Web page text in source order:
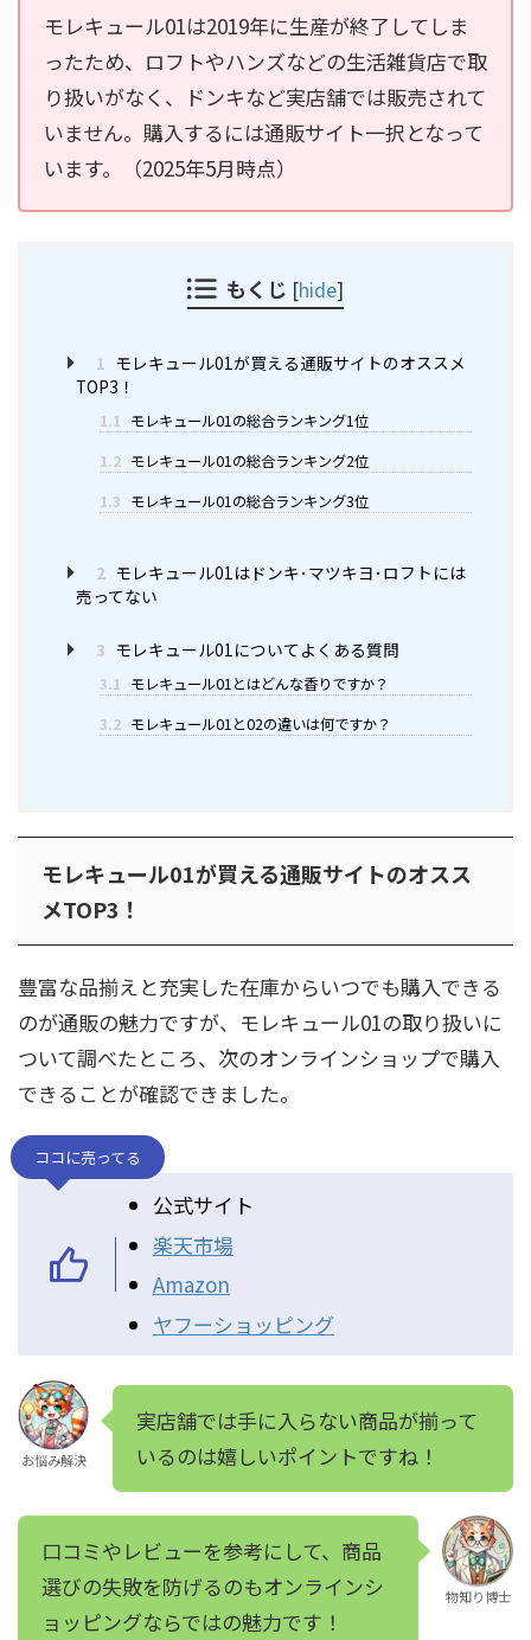
モレキュール01は2019年に生産が終了してしま
ったため、ロフトやハンズなどの生活雑貨店で取
り扱いがなく、ドンキなど実店舗では販売されて
いません。購入するには通販サイト一択となって
います。（2025年5月時点）
もくじ [hide]
1 モレキュール01が買える通販サイトのオススメ
TOP3！
1.1 モレキュール01の総合ランキング1位
1.2 モレキュール01の総合ランキング2位
1.3 モレキュール01の総合ランキング3位
2 モレキュール01はドンキ･マツキヨ･ロフトには
売ってない
3 モレキュール01についてよくある質問
3.1 モレキュール01とはどんな香りですか？
3.2 モレキュール01と02の違いは何ですか？
モレキュール01が買える通販サイトのオスス
メTOP3！
豊富な品揃えと充実した在庫からいつでも購入できる
のが通販の魅力ですが、モレキュール01の取り扱いに
ついて調べたところ、次のオンラインショップで購入
できることが確認できました。
ココに売ってる
公式サイト
楽天市場
Amazon
ヤフーショッピング
お悩み解決
実店舗では手に入らない商品が揃って
いるのは嬉しいポイントですね！
口コミやレビューを参考にして、商品
選びの失敗を防げるのもオンラインシ
ョッピングならではの魅力です！
物知り博士